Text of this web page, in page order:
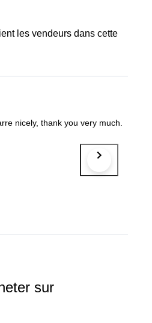
les vendeurs dans cette
nicely, thank you very much.
sur